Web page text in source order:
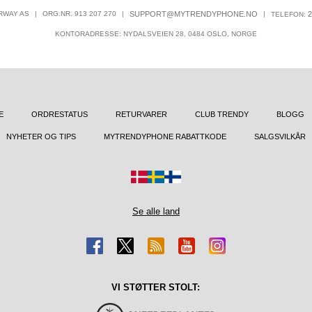
AS | ORG.NR. 913 207 270 | SUPPORT@MYTRENDYPHONE.NO | TELEFON:
KONTORADRESSE: NYDALSVEIEN 28, 0484 OSLO, NORGE
ORDRESTATUS RETURVARER CLUB TRENDY BLOGG
NYHETER OG TIPS MYTRENDYPHONE RABATTKODE SALGSVILKÅR
Se alle land
VI STØTTER STOLT: